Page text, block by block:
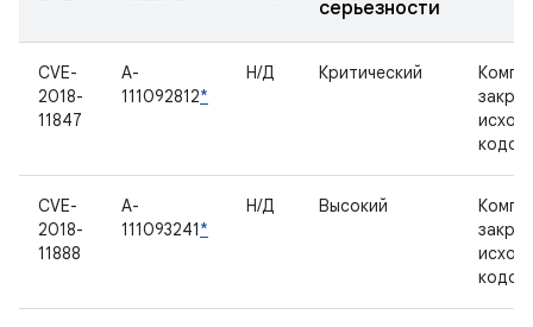
серьезности
CVE-
2018-
11847
A-
111092812*
Н/Д Критический
кодом
CVE-
2018-
11888
A-
111093241*
Н/Д Высокий
кодом